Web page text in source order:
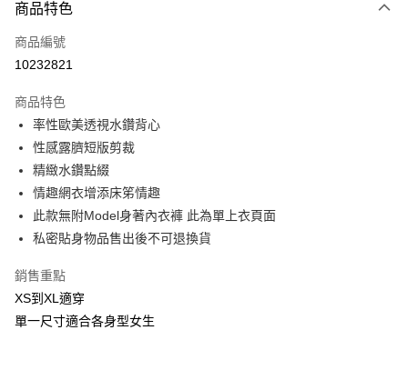
信用卡一次付款
信用卡分期付款
合作金庫商業銀行
華南商業銀行
上海商業儲蓄銀行
國泰世華商業銀行
臺灣中小企業銀行
匯豐（台灣）商業銀行
華泰商業銀行
聯邦商業銀行
遠東國際商業銀行
元大商業銀行
台新國際商業銀行
台灣樂天信用卡公司
超商取貨付款
LINE Pay
Apple Pay
街口支付
AFTEE先享後付
相關說明
【關於「AFTEE先享後付」】
商品特色
商品編號
10232821
商品特色
率性歐美透視水鑽背心
性感露臍短版剪裁
精緻水鑽點綴
情趣網衣增添床笫情趣
此款無附Model身著內衣褲 此為單上衣頁面
私密貼身物品售出後不可退換貨
銷售重點
XS到XL適穿
單一尺寸適合各身型女生